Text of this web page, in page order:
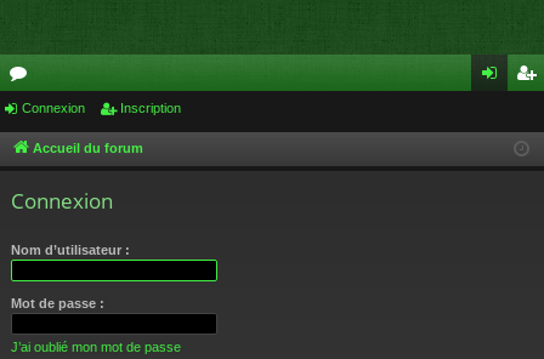
or
u cri
Connexion Inscription
Accueil du forum
Connexion
Nom d’utilisateur :
Mot de passe :
J’ai oublié mon mot de passe